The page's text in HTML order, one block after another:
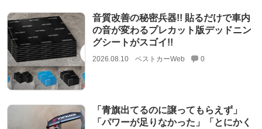
音質改善の秘密兵器!! 貼るだけで車内
の音が変わるプレカット版デッドニン
グシートがスゴイ!!
2026.08.10 ベストカーWeb 0
「青旗出てるのに譲ってもらえず」
「パワーが足りなかった」「とにかく